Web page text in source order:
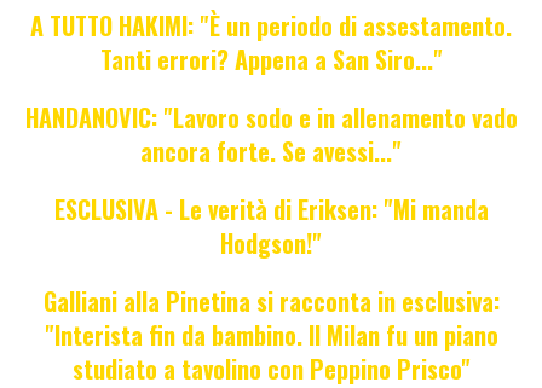
A TUTTO HAKIMI: "È un periodo di assestamento.
Tanti errori? Appena a San Siro..."
HANDANOVIC: "Lavoro sodo e in allenamento vado
ancora forte. Se avessi..."
ESCLUSIVA - Le verità di Eriksen: "Mi manda
Hodgson!"
Galliani alla Pinetina si racconta in esclusiva:
"Interista fin da bambino. Il Milan fu un piano
studiato a tavolino con Peppino Prisco"